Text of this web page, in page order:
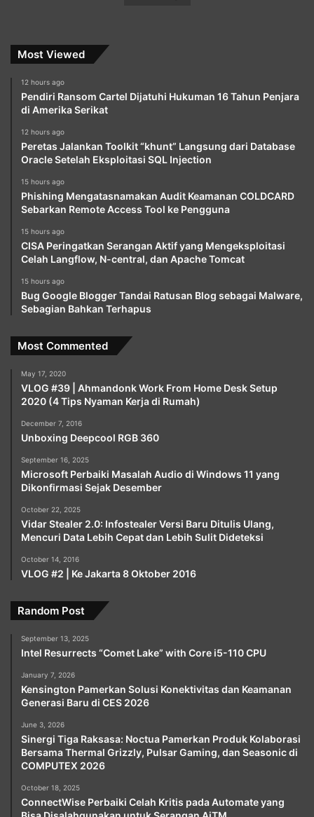
Most Viewed
12 hours ago
Pendiri Ransom Cartel Dijatuhi Hukuman 16 Tahun Penjara
di Amerika Serikat
12 hours ago
Peretas Jalankan Toolkit “khunt” Langsung dari Database
Oracle Setelah Eksploitasi SQL Injection
15 hours ago
Phishing Mengatasnamakan Audit Keamanan COLDCARD
Sebarkan Remote Access Tool ke Pengguna
15 hours ago
CISA Peringatkan Serangan Aktif yang Mengeksploitasi
Celah Langflow, N-central, dan Apache Tomcat
15 hours ago
Bug Google Blogger Tandai Ratusan Blog sebagai Malware,
Sebagian Bahkan Terhapus
Most Commented
May 17, 2020
VLOG #39 | Ahmandonk Work From Home Desk Setup
2020 (4 Tips Nyaman Kerja di Rumah)
December 7, 2016
Unboxing Deepcool RGB 360
September 16, 2025
Microsoft Perbaiki Masalah Audio di Windows 11 yang
Dikonfirmasi Sejak Desember
October 22, 2025
Vidar Stealer 2.0: Infostealer Versi Baru Ditulis Ulang,
Mencuri Data Lebih Cepat dan Lebih Sulit Dideteksi
October 14, 2016
VLOG #2 | Ke Jakarta 8 Oktober 2016
Random Post
September 13, 2025
Intel Resurrects “Comet Lake” with Core i5-110 CPU
January 7, 2026
Kensington Pamerkan Solusi Konektivitas dan Keamanan
Generasi Baru di CES 2026
June 3, 2026
Sinergi Tiga Raksasa: Noctua Pamerkan Produk Kolaborasi
Bersama Thermal Grizzly, Pulsar Gaming, dan Seasonic di
COMPUTEX 2026
October 18, 2025
ConnectWise Perbaiki Celah Kritis pada Automate yang